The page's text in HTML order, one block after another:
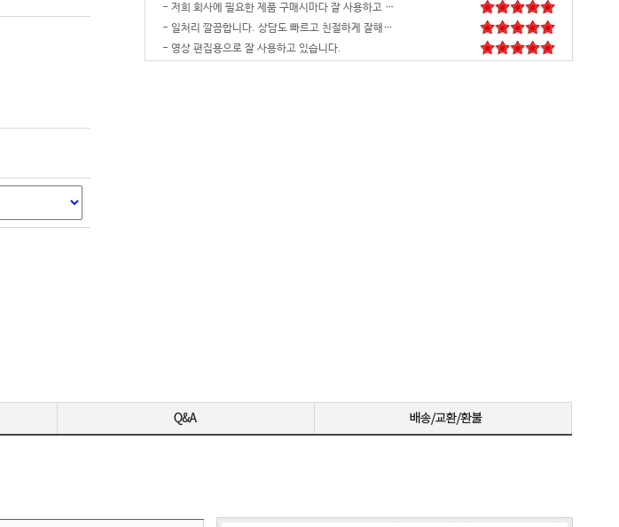
-
꼬맹이 처남 작년에 사줬는데, 아주 잘 사용하고 있습니다^^